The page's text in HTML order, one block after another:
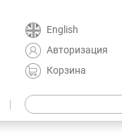
English
Авторизация
Корзина